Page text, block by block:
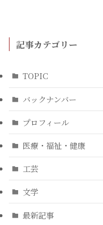
記事カテゴリー
TOPIC
バックナンバー
プロフィール
医療・福祉・健康
工芸
文学
最新記事